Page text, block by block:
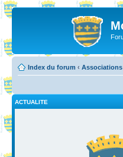
Index du forum ‹ Associations
ACTUALITE